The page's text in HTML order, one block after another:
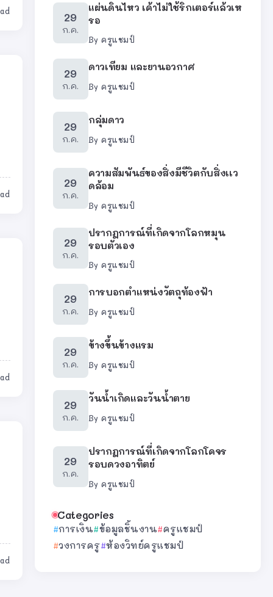
29
ก.ค.
แผ่นดินไหว เค้าไม่ใช้ริกเตอร์แล้วเห
รอ
By ครูแชมป์
29
ก.ค.
ดาวเทียม และยานอวกาศ
By ครูแชมป์
29
ก.ค.
กลุ่มดาว
By ครูแชมป์
29
ก.ค.
ความสัมพันธ์ของสิ่งมีชีวิตกับสิ่งเเว
ดล้อม
By ครูแชมป์
29
ก.ค.
ปรากฎการณ์ที่เกิดจากโลกหมุน
รอบตัวเอง
By ครูแชมป์
29
ก.ค.
การบอกตำแหน่งวัตถุท้องฟ้า
By ครูแชมป์
29
ก.ค.
ข้างขึ้นข้างแรม
By ครูแชมป์
29
ก.ค.
วันน้ำเกิดและวันน้ำตาย
By ครูแชมป์
29
ก.ค.
ปรากฎการณ์ที่เกิดจากโลกโคจร
รอบดวงอาทิตย์
By ครูแชมป์
Categories
การเงิน ข้อมูลชิ้นงาน ครูแชมป์
วงการครู ห้องวิทย์ครูแชมป์